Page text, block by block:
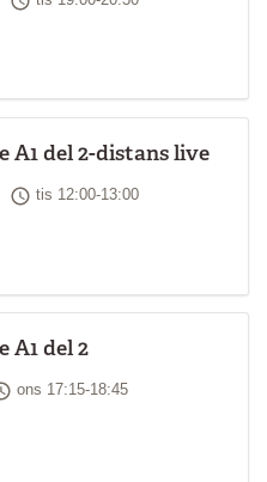
A1 del 2-distans live
Tid
tis 12:00-13:00
A1 del 2
Tid
ons 17:15-18:45